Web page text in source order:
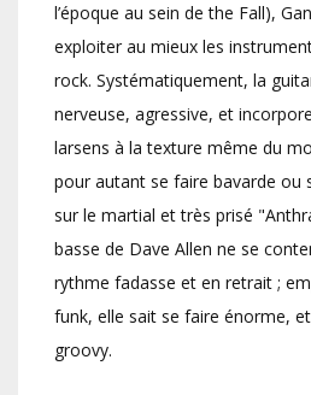
l’époque au sein de the Fall),
exploiter au mieux les
rock. Systématiquement, la
nerveuse, agressive, et
larsens à la texture même du
pour autant se faire bavarde ou
sur le martial et très prisé
basse de Dave Allen ne se
rythme fadasse et en retrait ;
funk, elle sait se faire énorme,
groovy.